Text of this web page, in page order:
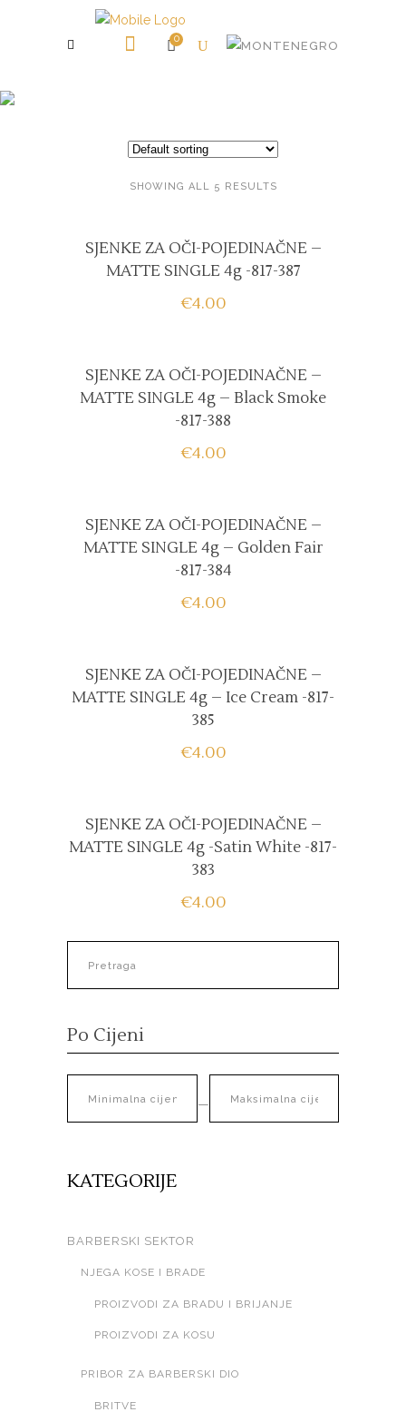
0
SHOWING ALL 5 RESULTS
SJENKE ZA OČI-POJEDINAČNE –
MATTE SINGLE 4g -817-387
€4.00
SJENKE ZA OČI-POJEDINAČNE –
MATTE SINGLE 4g – Black Smoke
-817-388
€4.00
SJENKE ZA OČI-POJEDINAČNE –
MATTE SINGLE 4g – Golden Fair
-817-384
€4.00
SJENKE ZA OČI-POJEDINAČNE –
MATTE SINGLE 4g – Ice Cream -817-
385
€4.00
SJENKE ZA OČI-POJEDINAČNE –
MATTE SINGLE 4g -satin White -817-
383
€4.00
Po Cijeni
—
KATEGORIJE
BARBERSKI SEKTOR
NJEGA KOSE I BRADE
PROIZVODI ZA BRADU I BRIJANJE
PROIZVODI ZA KOSU
PRIBOR ZA BARBERSKI DIO
BRITVE